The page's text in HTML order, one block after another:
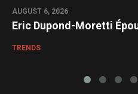
AUGUST 6, 2026
Eric Dupond-Moretti
TRENDS